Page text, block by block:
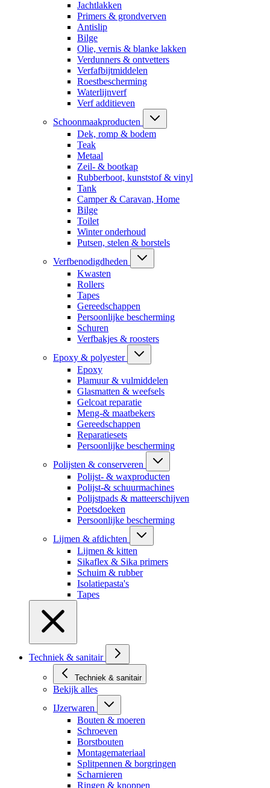
Jachtlakken
Primers & grondverven
Antislip
Bilge
Olie, vernis & blanke lakken
Verdunners & ontvetters
Verfafbijtmiddelen
Roestbescherming
Waterlijnverf
Verf additieven
Schoonmaakproducten
Dek, romp & bodem
Teak
Metaal
Zeil- & bootkap
Rubberboot, kunststof & vinyl
Tank
Camper & Caravan, Home
Bilge
Toilet
Winter onderhoud
Putsen, stelen & borstels
Verfbenodigdheden
Kwasten
Rollers
Tapes
Gereedschappen
Persoonlijke bescherming
Schuren
Verfbakjes & roosters
Epoxy & polyester
Epoxy
Plamuur & vulmiddelen
Glasmatten & weefsels
Gelcoat reparatie
Meng-& maatbekers
Gereedschappen
Reparatiesets
Persoonlijke bescherming
Polijsten & conserveren
Polijst- & waxproducten
Polijst-& schuurmachines
Polijstpads & matteerschijven
Poetsdoeken
Persoonlijke bescherming
Lijmen & afdichten
Lijmen & kitten
Sikaflex & Sika primers
Schuim & rubber
Isolatiepasta's
Tapes
Techniek & sanitair
Techniek & sanitair
Bekijk alles
IJzerwaren
Bouten & moeren
Schroeven
Borstbouten
Montagemateriaal
Splitpennen & borgringen
Scharnieren
Ringen & knoppen